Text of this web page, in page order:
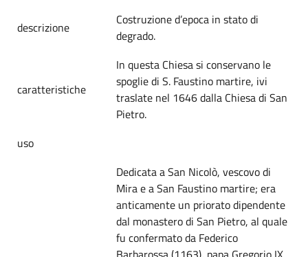
descrizione
Costruzione d’epoca in stato di
degrado.
caratteristiche
In questa Chiesa si conservano le
spoglie di S. Faustino martire, ivi
traslate nel 1646 dalla Chiesa di San
Pietro.
uso
Dedicata a San Nicolò, vescovo di
Mira e a San Faustino martire; era
anticamente un priorato dipendente
dal monastero di San Pietro, al quale
fu confermato da Federico